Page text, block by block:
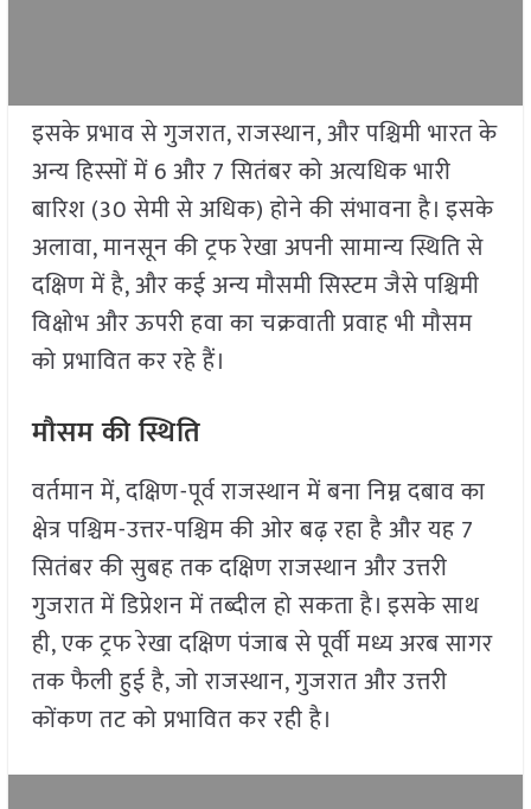
इसके प्रभाव से गुजरात, राजस्थान, और पश्चिमी भारत के
अन्य हिस्सों में 6 और 7 सितंबर को अत्यधिक भारी
बारिश (30 सेमी से अधिक) होने की संभावना है। इसके
अलावा, मानसून की ट्रफ रेखा अपनी सामान्य स्थिति से
दक्षिण में है, और कई अन्य मौसमी सिस्टम जैसे पश्चिमी
विक्षोभ और ऊपरी हवा का चक्रवाती प्रवाह भी मौसम
को प्रभावित कर रहे हैं।
मौसम की स्थिति
वर्तमान में, दक्षिण-पूर्व राजस्थान में बना निम्न दबाव का
क्षेत्र पश्चिम-उत्तर-पश्चिम की ओर बढ़ रहा है और यह 7
सितंबर की सुबह तक दक्षिण राजस्थान और उत्तरी
गुजरात में डिप्रेशन में तब्दील हो सकता है। इसके साथ
ही, एक ट्रफ रेखा दक्षिण पंजाब से पूर्वी मध्य अरब सागर
तक फैली हुई है, जो राजस्थान, गुजरात और उत्तरी
कोंकण तट को प्रभावित कर रही है।